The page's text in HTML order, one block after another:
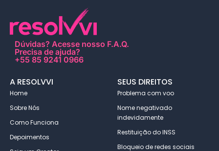
Dúvidas? Acesse nosso F.A.Q.
Precisa de ajuda?
+55 85 9241 0966
A RESOLVVI
Home
Sobre Nós
Como Funciona
Depoimentos
SEUS DIREITOS
Problema com voo
Nome negativado
indevidamente
Restituição do INSS
Bloqueio de redes sociais